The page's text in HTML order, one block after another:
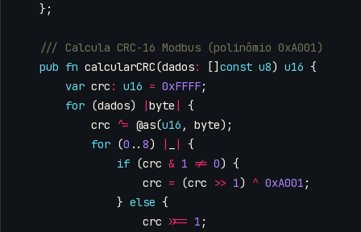
};
pub fn calcularCRC(dados: [] const u8) u16 {
var crc : u16 = 0xFFFF;
for (dados) |byte |
{
crc
^= @as(u16 , byte);
for (0 .. 8) | |
{
if (crc & 1 != 0) {
crc = (crc >> 1) ^ 0xA001 ;
} else {
crc >>= 1 ;